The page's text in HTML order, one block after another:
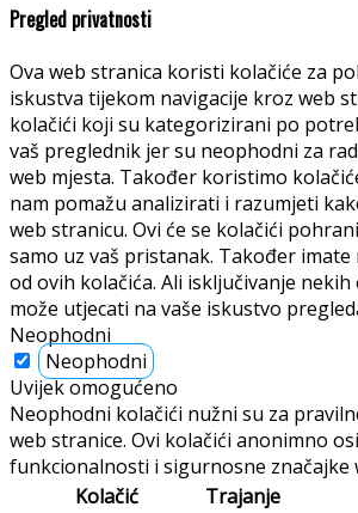
Pregled privatnosti
Ova web stranica koristi kolačiće za
iskustva tijekom navigacije kroz web
kolačići koji su kategorizirani po
vaš preglednik jer su neophodni za
web mjesta. Također koristimo
nam pomažu analizirati i razumjeti
web stranicu. Ovi će se kolačići
samo uz vaš pristanak. Također
od ovih kolačića. Ali isključivanje nekih
može utjecati na vaše iskustvo
Neophodni
Neophodni
Uvijek omogućeno
Neophodni kolačići nužni su za
web stranice. Ovi kolačići anonimno
funkcionalnosti i sigurnosne značajke
Kolačić
Trajanje